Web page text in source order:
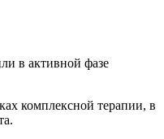
в активной фазе
комплексной терапии, в